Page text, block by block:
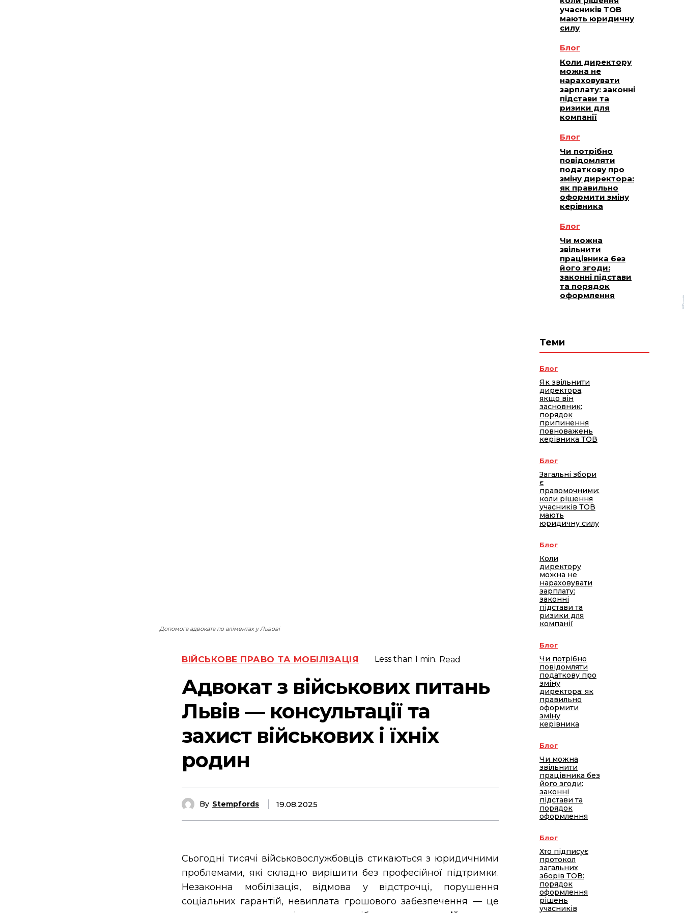
Допомога адвоката по аліментах у Львові
ВІЙСЬКОВЕ ПРАВО ТА МОБІЛІЗАЦІЯ Less than 1 min. Read
Адвокат з військових питань
Львів — консультації та
захист військових і їхніх
родин
By Stempfords 19.08.2025
Сьогодні тисячі військовослужбовців стикаються з юридичними
проблемами, які складно вирішити без професійної підтримки.
Незаконна мобілізація, відмова у відстрочці, порушення
соціальних гарантій, невиплата грошового забезпечення — це
учасників ТОВ
мають юридичну
силу
Блог
Коли директору
можна не
нараховувати
зарплату: законні
підстави та
ризики для
компанії
Блог
Чи потрібно
повідомляти
податкову про
зміну директора:
як правильно
оформити зміну
керівника
Блог
Чи можна
звільнити
працівника без
його згоди:
законні підстави
та порядок
оформлення
Теми
Блог
Як звільнити
директора,
якщо він
засновник:
порядок
припинення
повноважень
керівника ТОВ
Блог
Загальні збори
є
правомочними:
коли рішення
учасників ТОВ
мають
юридичну силу
Блог
Коли
директору
можна не
нараховувати
зарплату:
законні
підстави та
ризики для
компанії
Блог
Чи потрібно
повідомляти
податкову про
зміну
директора: як
правильно
оформити
зміну
керівника
Блог
Чи можна
звільнити
працівника без
його згоди:
законні
підстави та
порядок
оформлення
Блог
Хто підписує
протокол
загальних
зборів ТОВ:
порядок
оформлення
рішень
учасників